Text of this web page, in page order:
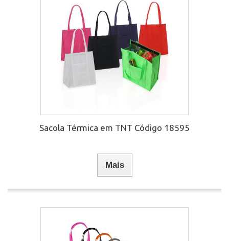
Sacola Térmica em TNT Código 18595
Mais